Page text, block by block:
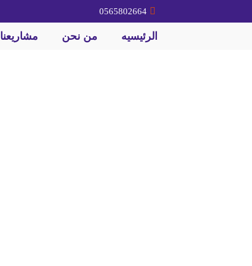
0565802664
الرئيسيه من نحن مشاريعنا